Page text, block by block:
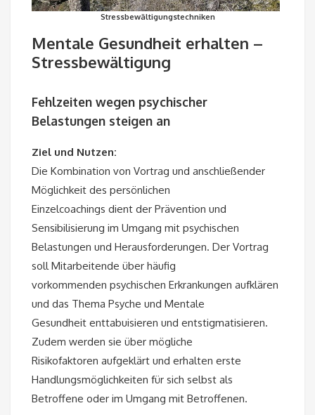
Stressbewältigungstechniken
Mentale Gesundheit erhalten –
Stressbewältigung
Fehlzeiten wegen psychischer
Belastungen steigen an
Ziel und Nutzen:
Die Kombination von Vortrag und anschließender
Möglichkeit des persönlichen
Einzelcoachings dient der Prävention und
Sensibilisierung im Umgang mit psychischen
Belastungen und Herausforderungen. Der Vortrag
soll Mitarbeitende über häufig
vorkommenden psychischen Erkrankungen aufklären
und das Thema Psyche und Mentale
Gesundheit enttabuisieren und entstigmatisieren.
Zudem werden sie über mögliche
Risikofaktoren aufgeklärt und erhalten erste
Handlungsmöglichkeiten für sich selbst als
Betroffene oder im Umgang mit Betroffenen.